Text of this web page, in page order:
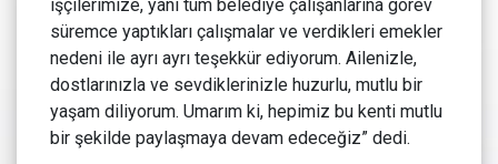
işçilerimize, yani tüm belediye çalışanlarına görev
süremce yaptıkları çalışmalar ve verdikleri emekler
nedeni ile ayrı ayrı teşekkür ediyorum. Ailenizle,
dostlarınızla ve sevdiklerinizle huzurlu, mutlu bir
yaşam diliyorum. Umarım ki, hepimiz bu kenti mutlu
bir şekilde paylaşmaya devam edeceğiz” dedi.